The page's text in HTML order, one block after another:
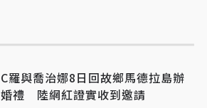
C羅與喬治娜8日回故鄉馬德拉島辦
婚禮 陸網紅證實收到邀請